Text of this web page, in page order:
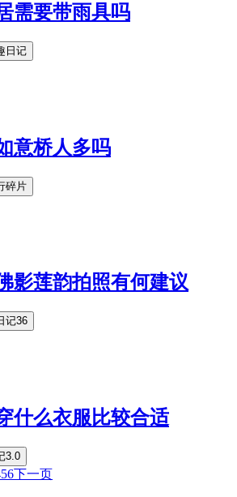
需要带雨具吗
日记
意桥人多吗
碎片
影莲韵拍照有何建议
记36
什么衣服比较合适
3.0
56下一页